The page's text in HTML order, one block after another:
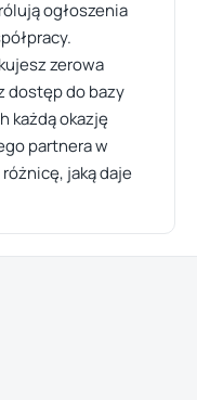
ogłoszenia
zerowa
dostęp do bazy
każdą okazję
partnera w
jaką daje